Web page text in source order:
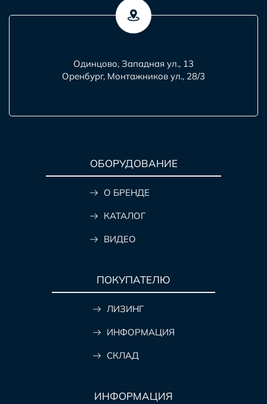
Одинцово, Западная ул., 13
Оренбург, Монтажников ул., 28/3
ОБОРУДОВАНИЕ
О БРЕНДЕ
КАТАЛОГ
ВИДЕО
ПОКУПАТЕЛЮ
ЛИЗИНГ
ИНФОРМАЦИЯ
СКЛАД
ИНФОРМАЦИЯ